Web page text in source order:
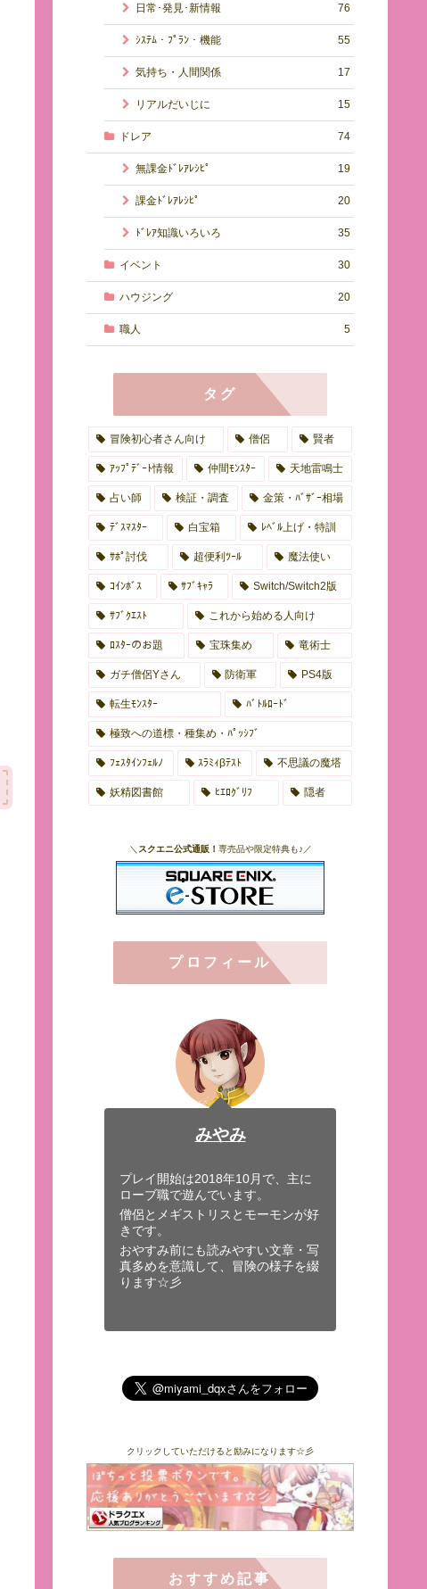
日常･発見･新情報 76
ｼｽﾃﾑ・ﾌﾟﾗﾝ・機能 55
気持ち・人間関係 17
リアルだいじに 15
ドレア 74
無課金ﾄﾞﾚｱﾚｼﾋﾟ 19
課金ﾄﾞﾚｱﾚｼﾋﾟ 20
ﾄﾞﾚｱ知識いろいろ 35
イベント 30
ハウジング 20
職人 5
タグ
冒険初心者さん向け 僧侶 賢者
ｱｯﾌﾟﾃﾞｰﾄ情報 仲間ﾓﾝｽﾀｰ 天地雷鳴士
占い師 検証・調査 金策・ﾊﾞｻﾞｰ相場
ﾃﾞｽﾏｽﾀｰ 白宝箱 ﾚﾍﾞﾙ上げ・特訓
ｻﾎﾟ討伐 超便利ﾂｰﾙ 魔法使い
ｺｲﾝﾎﾞｽ ｻﾌﾞｷｬﾗ Switch/Switch2版
ｻﾌﾞｸｴｽﾄ これから始める人向け
ﾛｽﾀｰのお題 宝珠集め 竜術士
ガチ僧侶Yさん 防衛軍 PS4版
転生ﾓﾝｽﾀｰ ﾊﾞﾄﾙﾛｰﾄﾞ
極致への道標・種集め・ﾊﾟｯｼﾌﾞ
ﾌｪｽﾀｲﾝﾌｪﾙﾉ ｽﾗﾐｨβﾃｽﾄ 不思議の魔塔
妖精図書館 ﾋｴﾛｸﾞﾘﾌ 隠者
＼ スクエニ公式通販！ 専売品や限定特典も♪／
プロフィール
みやみ
プレイ開始は2018年10月で、主に
ローブ職で遊んでいます。
僧侶とメギストリスとモーモンが好
きです。
おやすみ前にも読みやすい文章・写
真多めを意識して、冒険の様子を綴
ります☆彡
クリックしていただけると励みになります☆彡
おすすめ記事